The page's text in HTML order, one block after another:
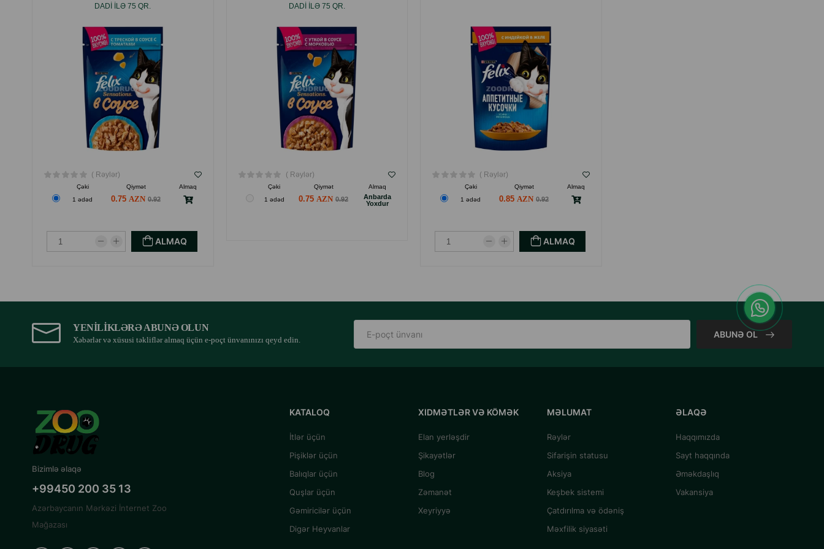
DADI ILƏ 75 QR.
( Rəylər)
Çəki Qiymət
Almaq
1 ədəd
0.75 0.92
ALMAQ
DADI ILƏ 75 QR.
( Rəylər)
Çəki Qiymət
Almaq
1 ədəd
0.75 0.92
Anbarda
Yoxdur
( Rəylər)
Çəki Qiymət
Almaq
1 ədəd
0.85 0.92
ALMAQ
YENILIKLƏRƏ ABUNƏ OLUN
Xəbərlər və xüsusi təkliflər almaq üçün e-poçt ünvanınızı qeyd edin.
ABUNƏ OL
Bizimlə əlaqə
+99450 200 35 13
Azərbaycanın Mərkəzi İnternet Zoo
Mağazası
KATALOQ
İtlər üçün
Pişiklər üçün
Balıqlar üçün
Quşlar üçün
Gəmiricilər üçün
Digər Heyvanlar
XIDMƏTLƏR VƏ KÖMƏK
Elan yerləşdir
Şikayətlər
Blog
Zəmanət
Xeyriyyə
MƏLUMAT
Rəylər
Sifarişin statusu
Aksiya
Keşbek sistemi
Çatdırılma və ödəniş
Məxfilik siyasəti
ƏLAQƏ
Haqqımızda
Sayt haqqında
Əməkdaşlıq
Vakansiya